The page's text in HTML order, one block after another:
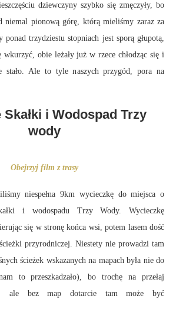
dziewczyny szybko się zmęczyły, bo
niemal pionową górę, którą mieliśmy zaraz za
ponad trzydziestu stopniach jest sporą głupotą,
wkurzyć, obie leżały już w rzece chłodząc się i
stało. Ale to tyle naszych przygód, pora na
i Wodospad Trzy
wody
Obejrzyj film z trasy
niespełna 9km wycieczkę do miejsca o
i wodospadu Trzy Wody. Wycieczkę
się w stronę końca wsi, potem lasem dość
przyrodniczej. Niestety nie prowadzi tam
ścieżek wskazanych na mapach była nie do
to przeszkadzało), bo trochę na przełaj
ale bez map dotarcie tam może być